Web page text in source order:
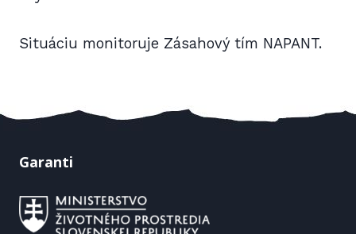
Situáciu monitoruje Zásahový tím NAPANT.
Garanti